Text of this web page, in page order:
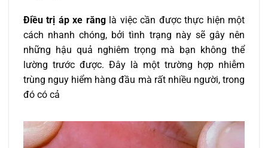
Điều trị áp xe rănglà việc cần được thực hiện một
cách nhanh chóng, bởi tình trạng này sẽ gây nên
những hậu quả nghiêm trọng mà bạn không thể
lường trước được. Đây là một trường hợp nhiễm
trùng nguy hiểm hàng đầu mà rất nhiều người, trong
đó có cả